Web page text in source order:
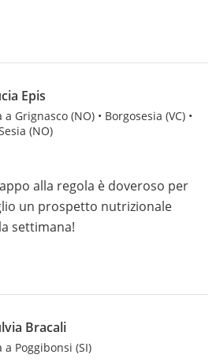
Epis
Grignasco (NO) • Borgosesia (VC) •
(NO)
alla regola è doveroso per
un prospetto nutrizionale
settimana!
Bracali
Poggibonsi (SI)